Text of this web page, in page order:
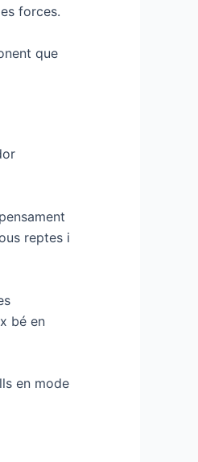
forces.
que
reptes i
bé en
en mode